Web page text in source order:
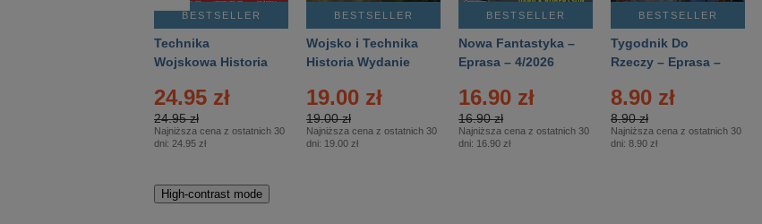
BESTSELLER
Technika
Wojskowa Historia
24.95 zł
24.95 zł
Najniższa cena z ostatnich 30
dni: 24.95 zł
BESTSELLER
Wojsko i Technika
Historia Wydanie
– 2/2026
19.00 zł
19.00 zł
Najniższa cena z ostatnich 30
dni: 19.00 zł
BESTSELLER
Nowa Fantastyka –
Eprasa – 4/2026
16.90 zł
16.90 zł
Najniższa cena z ostatnich 30
dni: 16.90 zł
BESTSELLER
Tygodnik Do
Rzeczy – Eprasa –
8.90 zł
8.90 zł
Najniższa cena z ostatnich 30
dni: 8.90 zł
High-contrast mode